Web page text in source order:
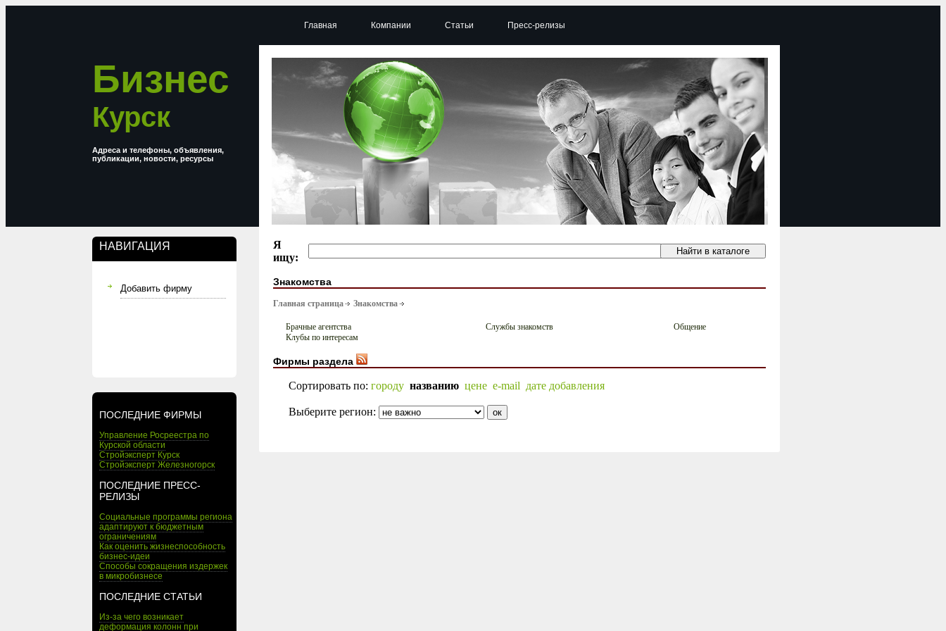
Бизнес
Курск
Адреса и телефоны, объявления,
публикации, новости, ресурсы
НАВИГАЦИЯ
Добавить фирму
ПОСЛЕДНИЕ ФИРМЫ
Управление Росреестра по
Курской области
Стройэксперт Курск
Стройэксперт Железногорск
ПОСЛЕДНИЕ ПРЕСС-
РЕЛИЗЫ
Социальные программы региона
адаптируют к бюджетным
ограничениям
Как оценить жизнеспособность
бизнес-идеи
Способы сокращения издержек
в микробизнесе
ПОСЛЕДНИЕ СТАТЬИ
Из-за чего возникает
деформация колонн при
Главная Компании Статьи Пресс-релизы
Я
ищу:
Знакомства
Главная страница Знакомства
Брачные агентства Службы знакомств
Общение
Клубы по интересам
Фирмы раздела
Сортировать по: городу названию цене e-mail дате добавления
Выберите регион: